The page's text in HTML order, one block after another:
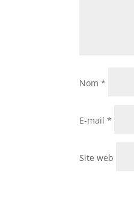
Nom *
E-mail *
Site web